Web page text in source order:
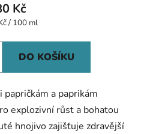
Kč
/ 100 ml
DO KOŠÍKU
a paprikám
explozivní růst a bohatou
hnojivo zajišťuje zdravější